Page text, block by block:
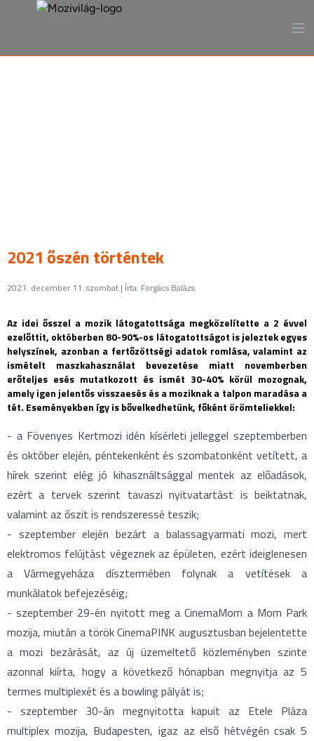
2021 őszén történtek
2021. december 11. szombat | Írta: Forgács Balázs
Az idei ősszel a mozik látogatottsága megközelítette a 2 évvel
ezelőttit, októberben 80-90%-os látogatottságot is jeleztek egyes
helyszínek, azonban a fertőzöttségi adatok romlása, valamint az
ismételt maszkahasználat bevezetése miatt novemberben
erőteljes esés mutatkozott és ismét 30-40% körül mozognak,
amely igen jelentős visszaesés és a moziknak a talpon maradása a
tét. Eseményekben így is bővelkedhetünk, főként örömteliekkel:
- a Fövenyes Kertmozi idén kísérleti jelleggel szeptemberben
és október elején, péntekenként és szombatonként vetített, a
hírek szerint elég jó kihasználtsággal mentek az előadások,
ezért a tervek szerint tavaszi nyitvatartást is beiktatnak,
valamint az őszit is rendszeressé teszik;
- szeptember elején bezárt a balassagyarmati mozi, mert
elektromos felújtást végeznek az épületen, ezért ideiglenesen
a Vármegyeháza dísztermében folynak a vetítések a
munkálatok befejezéséig;
- szeptember 29-én nyitott meg a CinemaMom a Mom Park
mozija, miután a török CinemaPINK augusztusban bejelentette
a mozi bezárását, az új üzemeltető közleményben szinte
azonnal kiírta, hogy a következő hónapban megnyitja az 5
termes multiplexét és a bowling pályát is;
- szeptember 30-án megnyitotta kapuit az Etele Pláza
multiplex mozija, Budapesten, igaz az első hétvégén csak 5